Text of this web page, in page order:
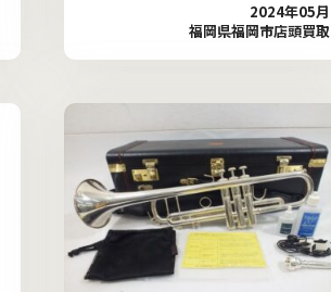
2024年05月
福岡県福岡市店頭買取